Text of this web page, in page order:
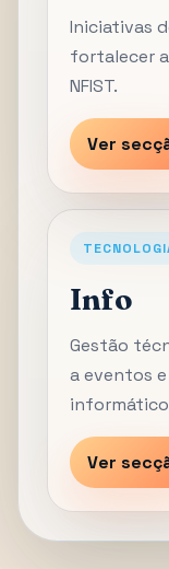
Iniciativas
fortalecer
NFIST.
Ver
Info
Gestão
a eventos
Ver